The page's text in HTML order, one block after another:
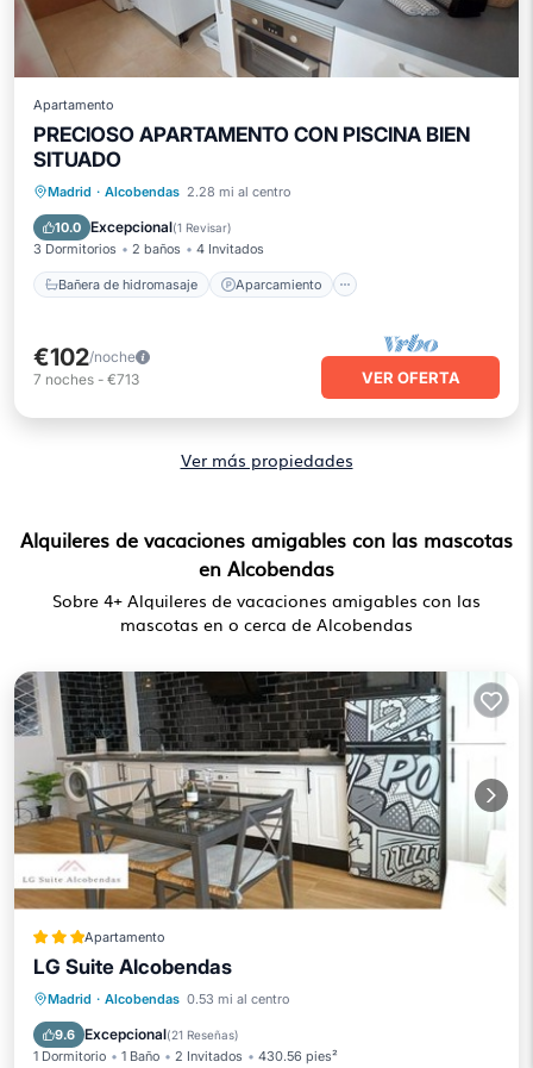
Apartamento
PRECIOSO APARTAMENTO CON PISCINA BIEN
SITUADO
Madrid · Alcobendas 2.28 mi al centro
10.0 Excepcional(1 Revisar)
3 Dormitorios 2 baños 4 Invitados
Bañera de hidromasaje Aparcamiento
Bañera de hidromasaje
Piscina
Balcón/Terraza
€102/noche
7 noches - €713 VER OFERTA
Ver más propiedades
Alquileres de vacaciones amigables con las mascotas
en Alcobendas
Sobre 4+ Alquileres de vacaciones amigables con las
mascotas en o cerca de Alcobendas
Apartamento
LG Suite Alcobendas
Madrid · Alcobendas 0.53 mi al centro
9.6 Excepcional(21 Reseñas)
1 Dormitorio 1 Baño 2 Invitados 430.56 pies²
Aire acondicionado
Se admiten mascotas